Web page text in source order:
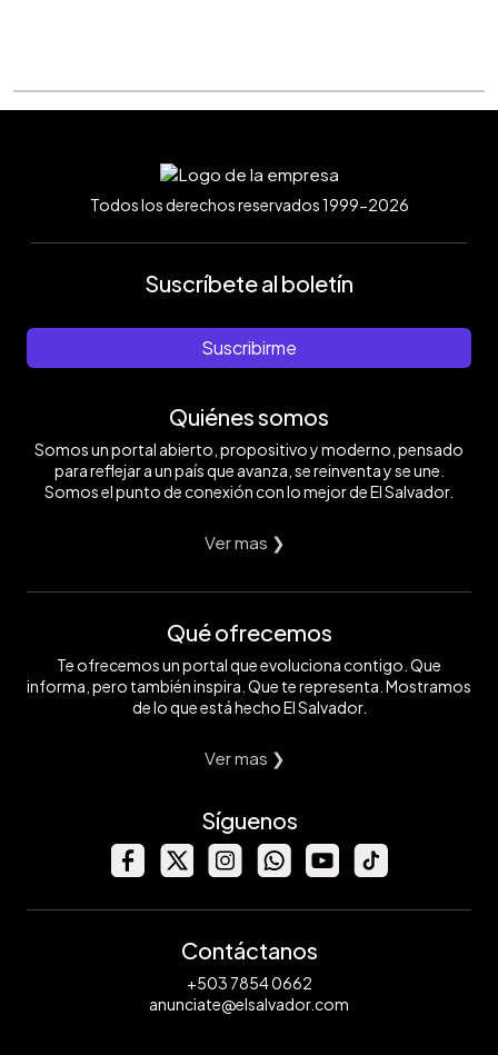
Todos los derechos reservados 1999-2026
Suscríbete al boletín
Suscribirme
Quiénes somos
Somos un portal abierto, propositivo y moderno, pensado
para reflejar a un país que avanza, se reinventa y se une.
Somos el punto de conexión con lo mejor de El Salvador.
Ver mas ❯
Qué ofrecemos
Te ofrecemos un portal que evoluciona contigo. Que
informa, pero también inspira. Que te representa. Mostramos
de lo que está hecho El Salvador.
Ver mas ❯
Síguenos
Contáctanos
+503 7854 0662
anunciate@elsalvador.com